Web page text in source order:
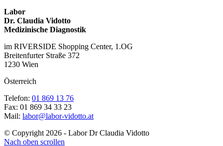
Labor
Dr. Claudia Vidotto
Medizinische Diagnostik
im RIVERSIDE Shopping Center, 1.OG
Breitenfurter Straße 372
1230 Wien
Österreich
Telefon: 01 869 13 76
Fax: 01 869 34 33 23
Mail: labor@labor-vidotto.at
© Copyright 2026 - Labor Dr Claudia Vidotto
Nach oben scrollen